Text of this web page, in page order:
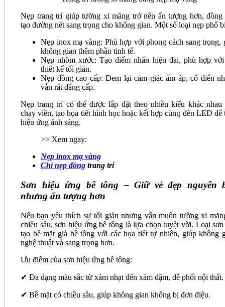
Nẹp trang trí giúp tường xi măng trở nên ấn tượng hơn, đồng
tạo đường nét sang trọng cho không gian. Một số loại nẹp phổ
Nẹp inox mạ vàng: Phù hợp với phong cách sang trọng,
không gian thêm phần tinh tế.
Nẹp nhôm xước: Tạo điểm nhấn hiện đại, phù hợp với
thiết kế tối giản.
Nẹp đồng cao cấp: Đem lại cảm giác ấm áp, cổ điển
vẫn rất đẳng cấp.
Nẹp trang trí có thể được lắp đặt theo nhiều kiểu khác nhau
chạy viền, tạo họa tiết hình học hoặc kết hợp cùng đèn LED để
hiệu ứng ánh sáng.
>> Xem ngay:
Nẹp inox mạ vàng
Chỉ nẹp đồng trang trí
Sơn hiệu ứng bê tông – Giữ vẻ đẹp nguyên
nhưng ấn tượng hơn
Nếu bạn yêu thích sự tối giản nhưng vẫn muốn tường xi
chiều sâu, sơn hiệu ứng bê tông là lựa chọn tuyệt vời. Loại
tạo bề mặt giả bê tông với các họa tiết tự nhiên, giúp không
nghệ thuật và sang trọng hơn.
Ưu điểm của sơn hiệu ứng bê tông:
✔ Đa dạng màu sắc từ xám nhạt đến xám đậm, dễ phối nội thất.
✔ Bề mặt có chiều sâu, giúp không gian không bị đơn điệu.